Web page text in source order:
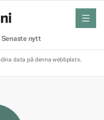
Senaste nytt
meny
data på denna webbplats.